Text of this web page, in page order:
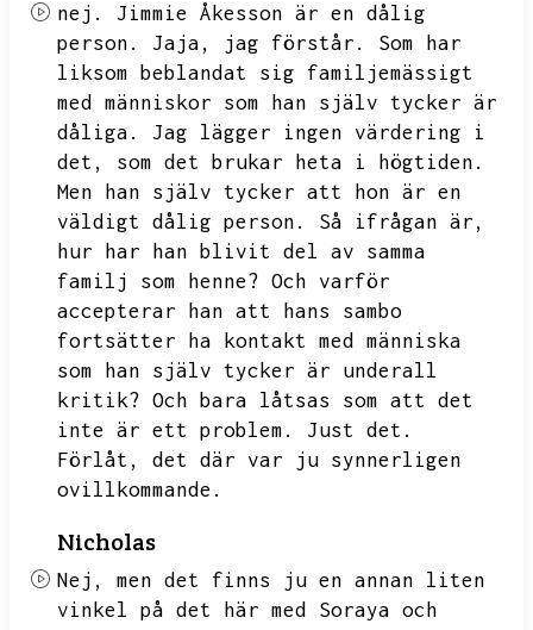
nej.
Jimmie Åkesson är en dålig
person.
Jaja, jag förstår.
Som har
liksom beblandat sig familjemässigt
med människor som han själv tycker är
dåliga.
Jag lägger ingen värdering i
det,
som det brukar heta i högtiden.
Men han själv tycker att hon är en
väldigt dålig person.
Så ifrågan är,
hur har han blivit del av samma
familj som henne? Och varför
accepterar han att hans sambo
fortsätter ha kontakt med människa
som han själv tycker är underall
kritik? Och bara låtsas som att det
inte är ett problem.
Just det.
Förlåt,
det där var ju synnerligen
ovillkommande.
Nicholas
Nej,
men det finns ju en annan liten
vinkel på det här med Soraya och